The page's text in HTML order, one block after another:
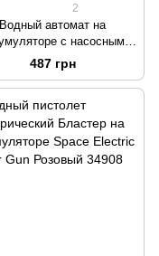
2
Водный автомат на
с насосным
Water Gun Синий
487 грн